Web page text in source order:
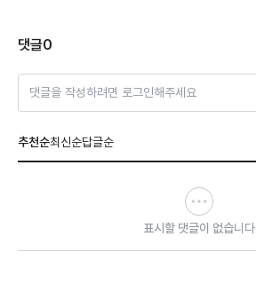
댓글0
댓글을 작성하려면 로그인해주세요
추천순최신순답글순
표시할 댓글이 없습니다